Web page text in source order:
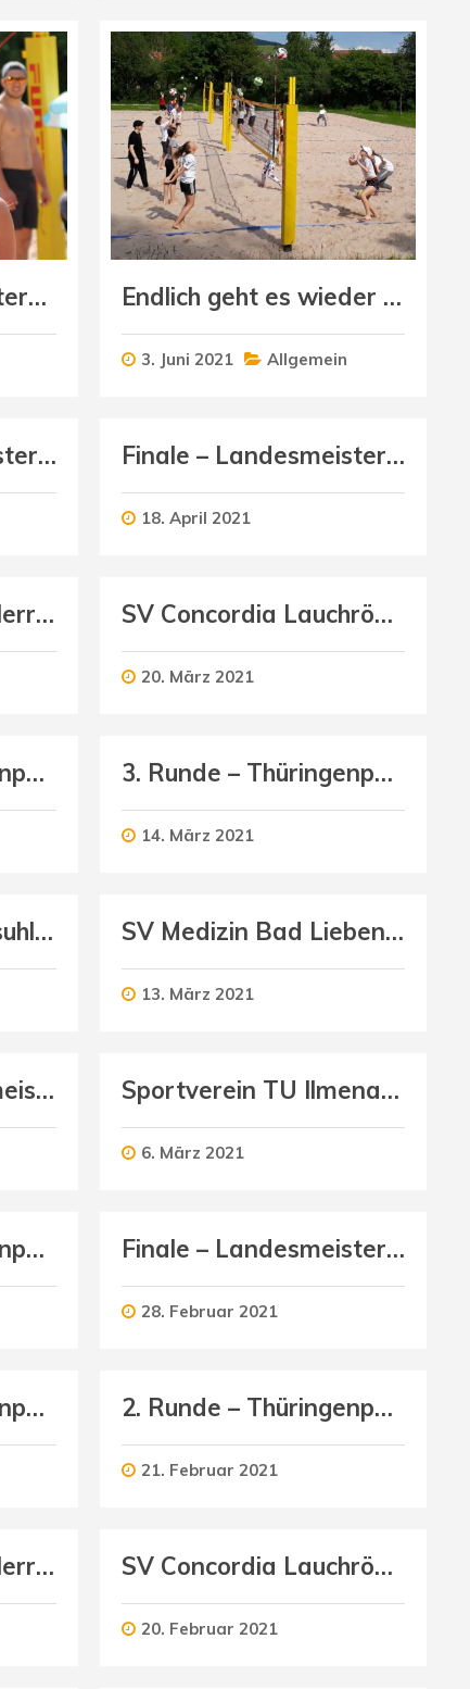
Beach-Landesmeisterschaften U19 weiblich
Finale – Landesmeisterschaft U13 weiblich
Schmalkalder VV (Herren II) : Dorndorfer SV 03 (Herren)
3. Runde – Thüringenpokal U16 männlich
Volleyballclub Marksuhl 08 (Damen) : Schmalkalder VV (Damen)
2. Runde – Landesmeisterschaft U12 männlich
2. Runde – Thüringenpokal U14 männlich
2. Runde – Thüringenpokal U16 weiblich
Schmalkalder VV (Herren I) : SVV Weimar (Herren)
Endlich geht es wieder los
3. Juni 2021 Allgemein
Finale – Landesmeisterschaft U13 männlich
18. April 2021
SV Concordia Lauchröden (Herren) : Schmalkalder VV (Herren II)
20. März 2021
3. Runde – Thüringenpokal U16 weiblich
14. März 2021
SV Medizin Bad Liebenstein (Damen) : Schmalkalder VV (Damen)
13. März 2021
Sportverein TU Ilmenau (Herren) : Schmalkalder VV (Herren I)
6. März 2021
Finale – Landesmeisterschaft U14 weiblich
28. Februar 2021
2. Runde – Thüringenpokal U20 männlich
21. Februar 2021
SV Concordia Lauchröden (Damen) : Schmalkalder VV (Damen)
20. Februar 2021